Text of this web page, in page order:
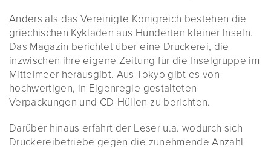
Anders als das Vereinigte Königreich bestehen die
griechischen Kykladen aus Hunderten kleiner Inseln.
Das Magazin berichtet über eine Druckerei, die
inzwischen ihre eigene Zeitung für die Inselgruppe im
Mittelmeer herausgibt. Aus Tokyo gibt es von
hochwertigen, in Eigenregie gestalteten
Verpackungen und CD-Hüllen zu berichten.
Darüber hinaus erfährt der Leser u.a. wodurch sich
Druckereibetriebe gegen die zunehmende Anzahl